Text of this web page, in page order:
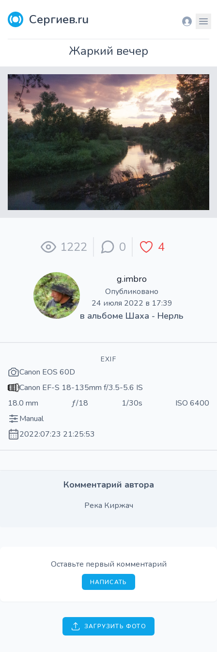
Сергиев.ru Вход
Жаркий вечер
1222 0 4
g.imbro
Опубликовано
24 июля 2022 в 17:39
в альбоме Шаха - Нерль
EXIF
Canon EOS 60D
Canon EF-S 18-135mm f/3.5-5.6 IS
18.0 mm
ƒ/18 1/30s
ISO 6400
Manual
2022:07:23 21:25:53
Комментарий автора
Река Киржач
Оставьте первый комментарий
НАПИСАТЬ
ЗАГРУЗИТЬ ФОТО